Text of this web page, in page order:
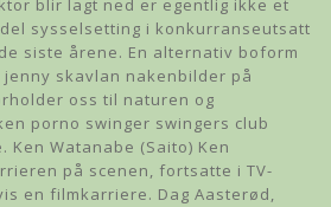
blir lagt ned er egentlig ikke et
sysselsetting i konkurranseutsatt
siste årene. En alternativ boform
skavlan nakenbilder på
oss til naturen og
porno swinger swingers club
Watanabe (Saito) Ken
på scenen, fortsatte i TV-
en filmkarriere. Dag Aasterød,